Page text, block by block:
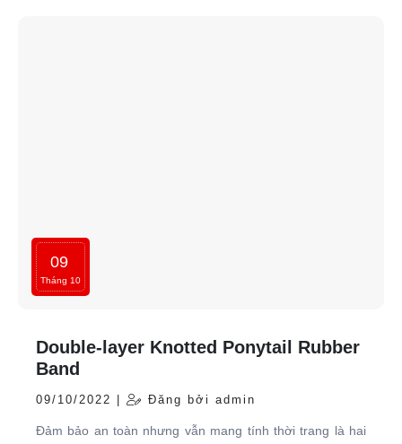
09
Tháng 10
Double-layer Knotted Ponytail Rubber
Band
09/10/2022 | Đăng bởi admin
Đảm bảo an toàn nhưng vẫn mang tính thời trang là hai